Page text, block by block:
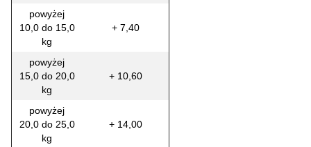
powyżej
10,0 do 15,0
kg
+ 7,40
powyżej
15,0 do 20,0
kg
+ 10,60
powyżej
20,0 do 25,0
kg
+ 14,00